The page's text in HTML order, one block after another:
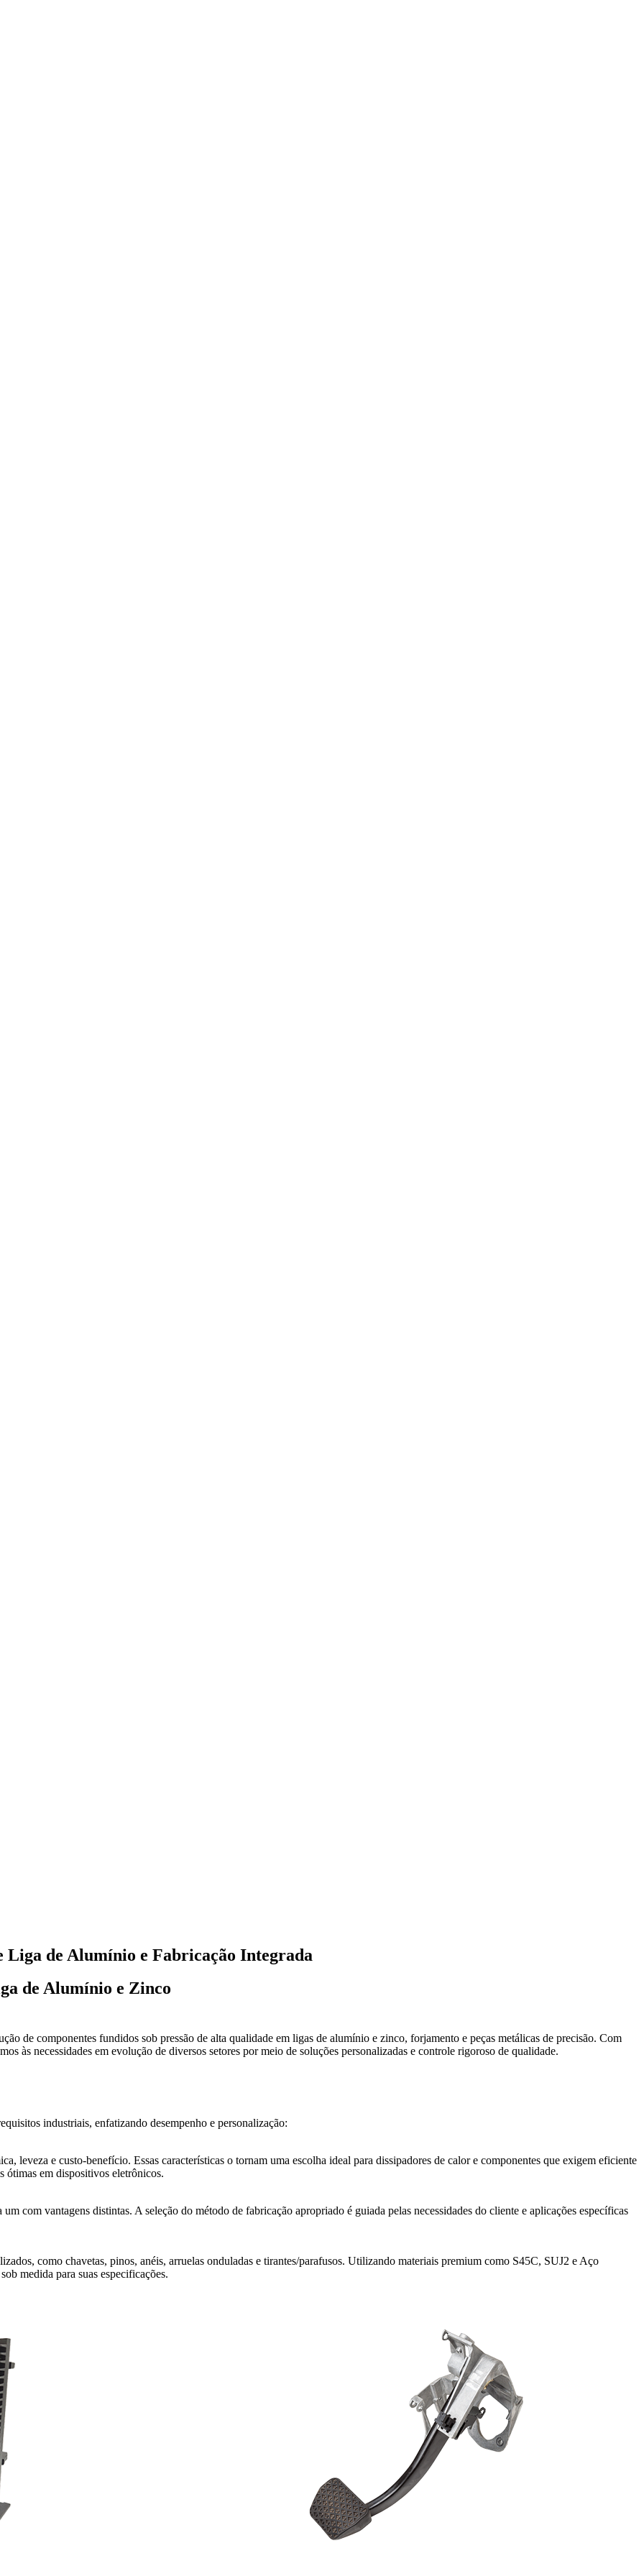
Liga de Alumínio e Fabricação Integrada
de Alumínio e Zinco
de componentes fundidos sob pressão de alta qualidade em ligas de alumínio e zinco, forjamento e peças metálicas de precisão. Com
às necessidades em evolução de diversos setores por meio de soluções personalizadas e controle rigoroso de qualidade.
industriais, enfatizando desempenho e personalização:
leveza e custo-benefício. Essas características o tornam uma escolha ideal para dissipadores de calor e componentes que exigem eficiente
ótimas em dispositivos eletrônicos.
com vantagens distintas. A seleção do método de fabricação apropriado é guiada pelas necessidades do cliente e aplicações específicas
como chavetas, pinos, anéis, arruelas onduladas e tirantes/parafusos. Utilizando materiais premium como S45C, SUJ2 e Aço
medida para suas especificações.